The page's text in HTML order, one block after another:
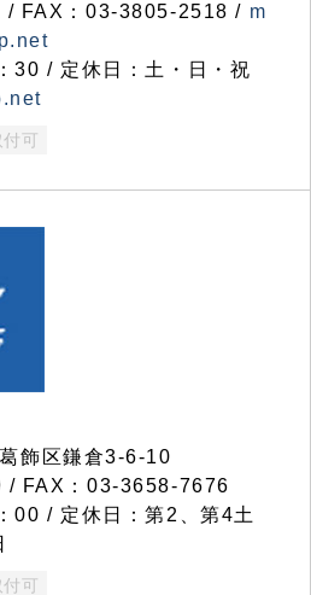
FAX：03-3805-2518 / m
30 / 定休日：土・日・祝
付可
飾区鎌倉3-6-10
FAX：03-3658-7676
00 / 定休日：第2、第4土
付可